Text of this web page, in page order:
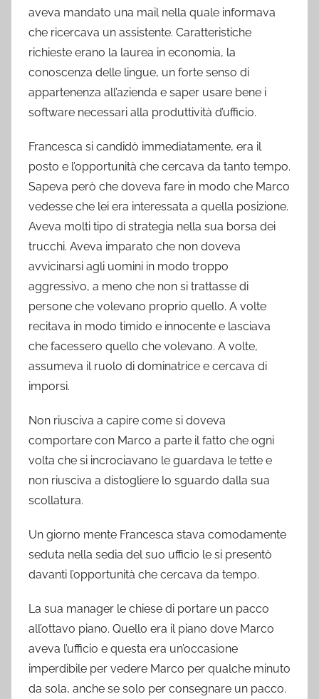
aveva mandato una mail nella quale informava
che ricercava un assistente. Caratteristiche
richieste erano la laurea in economia, la
conoscenza delle lingue, un forte senso di
appartenenza all’azienda e saper usare bene i
software necessari alla produttività d’ufficio.
Francesca si candidò immediatamente, era il
posto e l’opportunità che cercava da tanto tempo.
Sapeva però che doveva fare in modo che Marco
vedesse che lei era interessata a quella posizione.
Aveva molti tipo di strategia nella sua borsa dei
trucchi. Aveva imparato che non doveva
avvicinarsi agli uomini in modo troppo
aggressivo, a meno che non si trattasse di
persone che volevano proprio quello. A volte
recitava in modo timido e innocente e lasciava
che facessero quello che volevano. A volte,
assumeva il ruolo di dominatrice e cercava di
imporsi.
Non riusciva a capire come si doveva
comportare con Marco a parte il fatto che ogni
volta che si incrociavano le guardava le tette e
non riusciva a distogliere lo sguardo dalla sua
scollatura.
Un giorno mente Francesca stava comodamente
seduta nella sedia del suo ufficio le si presentò
davanti l’opportunità che cercava da tempo.
La sua manager le chiese di portare un pacco
all’ottavo piano. Quello era il piano dove Marco
aveva l’ufficio e questa era un’occasione
imperdibile per vedere Marco per qualche minuto
da sola, anche se solo per consegnare un pacco.